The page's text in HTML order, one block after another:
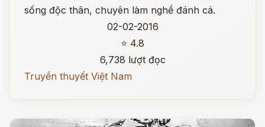
sống độc thân, chuyên làm nghề đánh cá.
02-02-2016
⭐ 4.8
6,738 lượt đọc
Truyền thuyết Việt Nam